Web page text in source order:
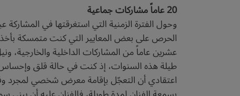
20 عاماً مشاركات جماعية
وحول الفترة الزمنية التي استغرقتها في
الحرص على بعض المعايير التي كنت متمسكة
عشرين عاماً من المشاركات الداخلية والخارجية،
طيلة هذه السنوات، إذ كنت في حالة قلق وإحساس
اعتقادي أن التعجّل بإقامة معرض شخصي لمجرد